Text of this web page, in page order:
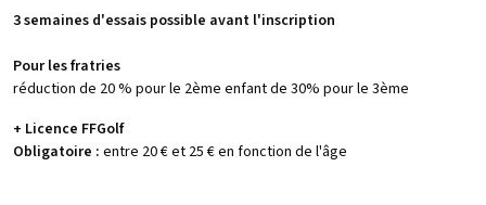
3 semaines d'essais possible avant l'inscription
Pour les fratries
réduction de 20 % pour le 2ème enfant de 30% pour le 3ème
+ Licence FFGolf
Obligatoire : entre 20 € et 25 € en fonction de l'âge